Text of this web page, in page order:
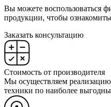
Вы можете воспользоваться
продукции, чтобы
Заказать консультацию
Стоимость от производителя
Мы осуществляем
техники по наиболее